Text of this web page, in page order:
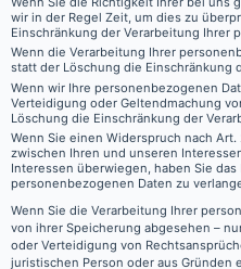
wir in der Regel Zeit, um dies zu
Einschränkung der Verarbeitung Ihrer
Wenn die Verarbeitung Ihrer
statt der Löschung die Einschränkung
Wenn wir Ihre personenbezogenen
Verteidigung oder Geltendmachung
Löschung die Einschränkung der
Wenn Sie einen Widerspruch nach
zwischen Ihren und unseren
Interessen überwiegen, haben Sie
personenbezogenen Daten zu
Wenn Sie die Verarbeitung Ihrer
von ihrer Speicherung abgesehen –
oder Verteidigung von
juristischen Person oder aus